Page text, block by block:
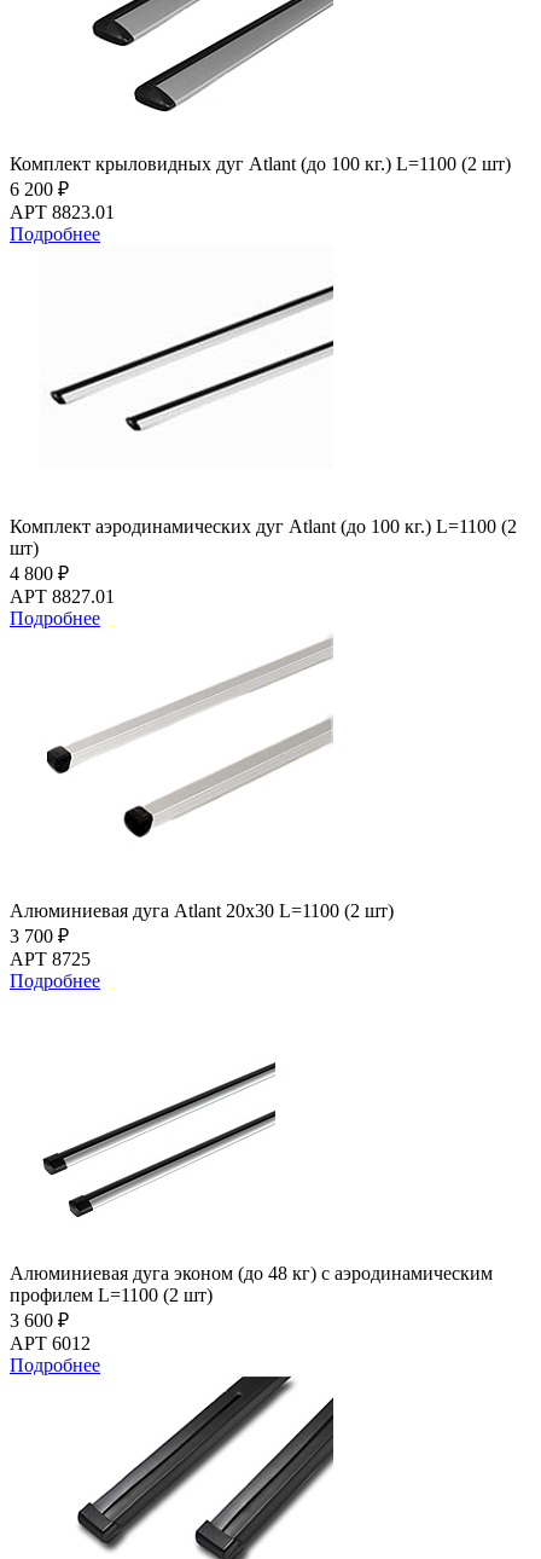
Комплект крыловидных дуг Atlant (до 100 кг.) L=1100 (2 шт)
6 200 ₽
АРТ 8823.01
Подробнее
Комплект аэродинамических дуг Atlant (до 100 кг.) L=1100 (2
шт)
4 800 ₽
АРТ 8827.01
Подробнее
Алюминиевая дуга Atlant 20х30 L=1100 (2 шт)
3 700 ₽
АРТ 8725
Подробнее
Алюминиевая дуга эконом (до 48 кг) с аэродинамическим
профилем L=1100 (2 шт)
3 600 ₽
АРТ 6012
Подробнее